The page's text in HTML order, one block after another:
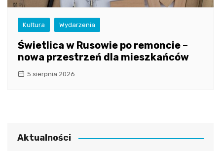
Kultura Wydarzenia
Świetlica w Rusowie po remoncie –
nowa przestrzeń dla mieszkańców
5 sierpnia 2026
Aktualności